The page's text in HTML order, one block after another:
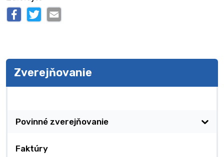
Zverejňovanie
Povinné zverejňovanie
Faktúry